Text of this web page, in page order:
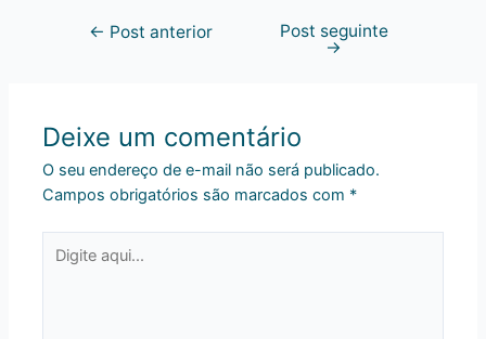
← Post anterior Post seguinte
→
Deixe um comentário
O seu endereço de e-mail não será publicado.
Campos obrigatórios são marcados com *
aqui...